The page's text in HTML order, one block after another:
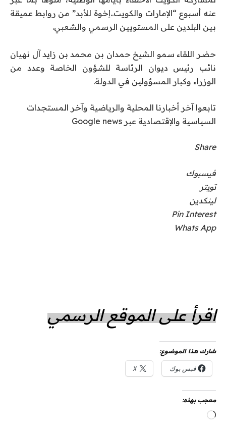
عنه أسبوع “الإمارات والكويت..إخوة للأبد” من روابط عميقة
بين البلدين على المستويين الرسمي والشعبي.
حضر اللقاء سمو الشيخ حمدان بن محمد بن زايد آل نهيان
نائب رئيس ديوان الرئاسة للشؤون الخاصة وعدد من
الوزراء وكبار المسؤولين في الدولة.
تابعوا آخر أخبارنا المحلية والرياضية وآخر المستجدات
السياسية والإقتصادية عبر Google news
Share
فيسبوك
تويتر
لينكدين
Pin Interest
Whats App
اقرأ على الموقع الرسمي
شارك هذا الموضوع:
فيس بوك X
معجب بهذه:
جاري